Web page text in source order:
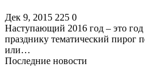
Дек 9, 2015 225 0
Наступающий 2016 год – это
празднику тематический пирог
или…
Последние новости